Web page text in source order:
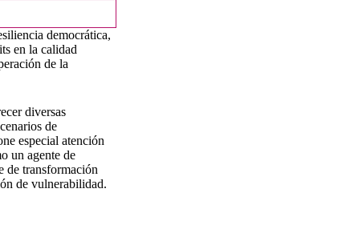
democrática,
en la calidad
de la
diversas
de
especial atención
un agente de
de transformación
de vulnerabilidad.